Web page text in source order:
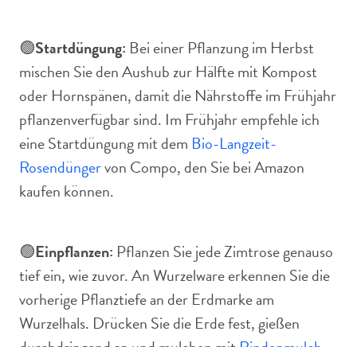
🟢Startdüngung: Bei einer Pflanzung im Herbst
mischen Sie den Aushub zur Hälfte mit Kompost
oder Hornspänen, damit die Nährstoffe im Frühjahr
pflanzenverfügbar sind. Im Frühjahr empfehle ich
eine Startdüngung mit dem Bio-Langzeit-
Rosendüngervon Compo, den Sie bei Amazon
kaufen können.
🟢Einpflanzen: Pflanzen Sie jede Zimtrose genauso
tief ein, wie zuvor. An Wurzelware erkennen Sie die
vorherige Pflanztiefe an der Erdmarke am
Wurzelhals. Drücken Sie die Erde fest, gießen